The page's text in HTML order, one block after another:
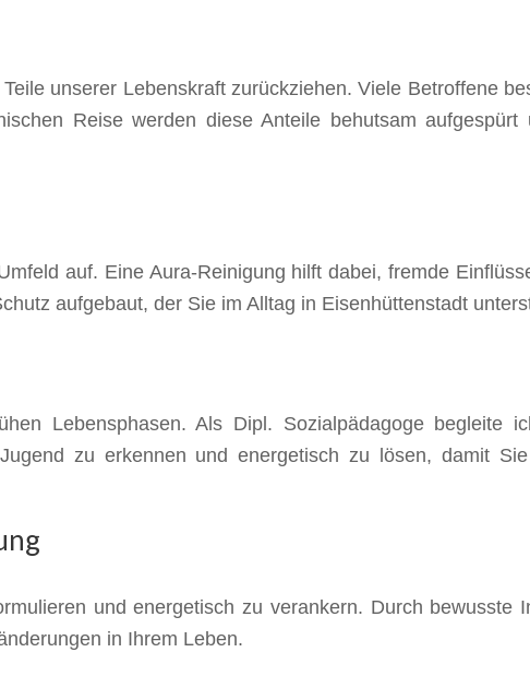
unserer Lebenskraft zurückziehen. Viele Betroffene
Reise werden diese Anteile behutsam
auf. Eine Aura-Reinigung hilft dabei, fremde
aufgebaut, der Sie im Alltag in Eisenhüttenstadt
Lebensphasen. Als Dipl. Sozialpädagoge begleite
zu erkennen und energetisch zu lösen, damit
und energetisch zu verankern. Durch bewusste
in Ihrem Leben.